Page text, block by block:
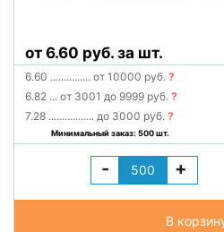
от 6.60 руб. за шт.
6.60 ............... от 10000 руб.?
6.82 ... от 3001 до 9999 руб.?
7.28 ................. до 3000 руб.?
Минимальный заказ: 500 шт.
- +
В